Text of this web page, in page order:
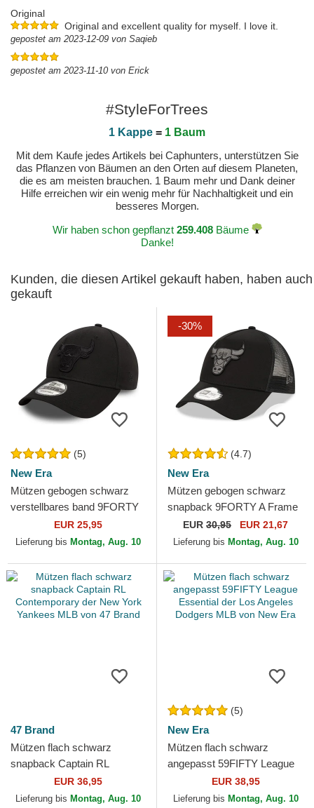
Original
Original and excellent quality for myself. I love it.
gepostet am 2023-12-09 von Saqieb
gepostet am 2023-11-10 von Erick
#StyleForTrees
1 Kappe = 1 Baum
Mit dem Kaufe jedes Artikels bei Caphunters, unterstützen Sie
das Pflanzen von Bäumen an den Orten auf diesem Planeten,
die es am meisten brauchen. 1 Baum mehr und Dank deiner
Hilfe erreichen wir ein wenig mehr für Nachhaltigkeit und ein
besseres Morgen.
Wir haben schon gepflanzt 259.408Bäume
Danke!
Kunden, die diesen Artikel gekauft haben, haben auch
gekauft
(5)
New Era
Mützen gebogen schwarz
verstellbares band 9FORTY
Essential der Chicago Bulls
NBA von New Era
EUR 25,95
Lieferung bis Montag, Aug. 10
-30%
(4.7)
New Era
Mützen gebogen schwarz
snapback 9FORTY A Frame
Tonal der Chicago Bulls NBA
von New Era
EUR 30,95 EUR 21,67
Lieferung bis Montag, Aug. 10
47 Brand
Mützen flach schwarz
snapback Captain RL
Contemporary der New York
Yankees MLB von 47 Brand
EUR 36,95
Lieferung bis Montag, Aug. 10
(5)
New Era
Mützen flach schwarz
angepasst 59FIFTY League
Essential der Los Angeles
Dodgers MLB von New Era
EUR 38,95
Lieferung bis Montag, Aug. 10